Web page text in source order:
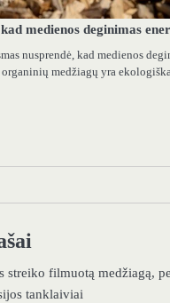
medienos deginimas
nusprendė, kad medienos
medžiagų yra
streiko filmuotą medžiagą,
tanklaiviai